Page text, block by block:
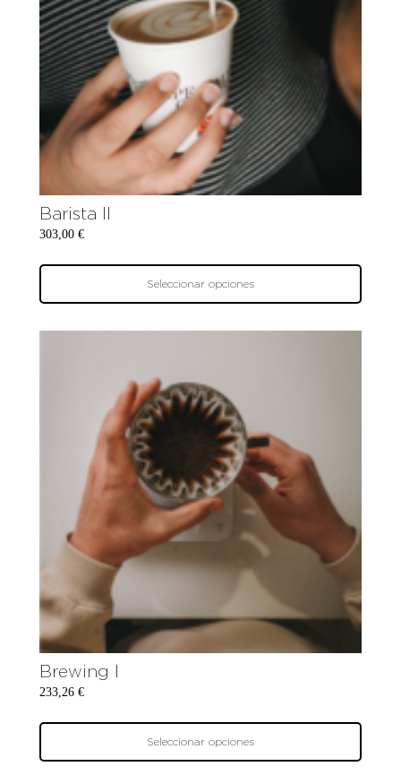
Barista II
303,00 €
Seleccionar opciones
Brewing I
233,26 €
Seleccionar opciones